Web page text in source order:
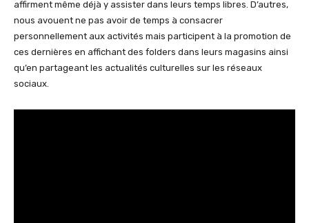
affirment même déjà y assister dans leurs temps libres. D’autres,
nous avouent ne pas avoir de temps à consacrer
personnellement aux activités mais participent à la promotion de
ces dernières en affichant des folders dans leurs magasins ainsi
qu’en partageant les actualités culturelles sur les réseaux
sociaux.